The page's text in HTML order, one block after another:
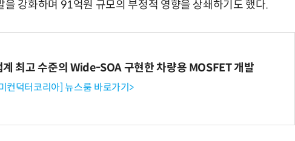
강화하며 91억원 규모의 부정적 영향을 상쇄하기도 했다.
계 최고 수준의 Wide-SOA 구현한 차량용 MOSFET 개발
컨덕터코리아] 뉴스룸 바로가기>